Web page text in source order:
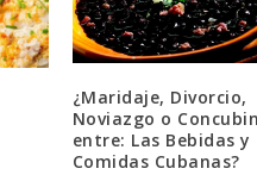
¿Maridaje, Divorcio,
Noviazgo o
entre: Las Bebidas y
Comidas Cubanas?